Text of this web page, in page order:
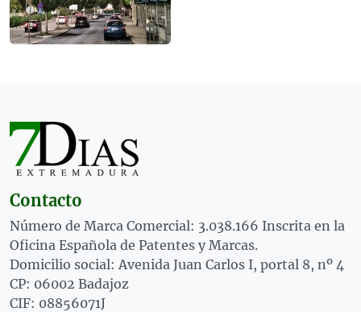
Contacto
Número de Marca Comercial: 3.038.166 Inscrita en la
Oficina Española de Patentes y Marcas.
Domicilio social: Avenida Juan Carlos I, portal 8, nº 4
CP: 06002 Badajoz
CIF: 08856071J